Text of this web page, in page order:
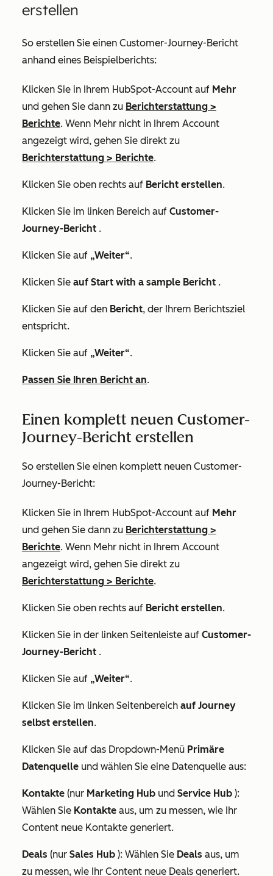
erstellen
So erstellen Sie einen Customer-Journey-Bericht
anhand eines Beispielberichts:
Klicken Sie in Ihrem HubSpot-Account auf Mehr
und gehen Sie dann zu Berichterstattung >
Berichte. Wenn Mehr nicht in Ihrem Account
angezeigt wird, gehen Sie direkt zu
Berichterstattung > Berichte.
Klicken Sie oben rechts auf Bericht erstellen.
Klicken Sie im linken Bereich auf Customer-
Journey-Bericht .
Klicken Sie auf „Weiter“.
Klicken Sie auf Start with a sample Bericht .
Klicken Sie auf den Bericht, der Ihrem Berichtsziel
entspricht.
Klicken Sie auf „Weiter“.
Passen Sie Ihren Bericht an.
Einen komplett neuen Customer-
Journey-Bericht erstellen
So erstellen Sie einen komplett neuen Customer-
Journey-Bericht:
Klicken Sie in Ihrem HubSpot-Account auf Mehr
und gehen Sie dann zu Berichterstattung >
Berichte. Wenn Mehr nicht in Ihrem Account
angezeigt wird, gehen Sie direkt zu
Berichterstattung > Berichte.
Klicken Sie oben rechts auf Bericht erstellen.
Klicken Sie in der linken Seitenleiste auf Customer-
Journey-Bericht .
Klicken Sie auf „Weiter“.
Klicken Sie im linken Seitenbereich auf Journey
selbst erstellen.
Klicken Sie auf das Dropdown-Menü Primäre
Datenquelle und wählen Sie eine Datenquelle aus:
Kontakte (nur Marketing Hub und Service Hub ):
Wählen Sie Kontakte aus, um zu messen, wie Ihr
Content neue Kontakte generiert.
Deals (nur Sales Hub ): Wählen Sie Deals aus, um
zu messen, wie Ihr Content neue Deals generiert.